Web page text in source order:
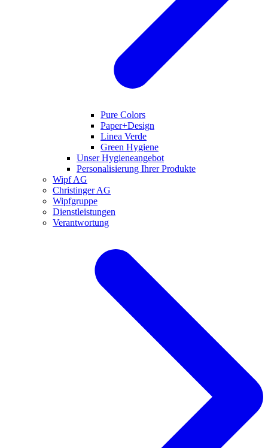
Pure Colors
Paper+Design
Linea Verde
Green Hygiene
Unser Hygieneangebot
Personalisierung Ihrer Produkte
Wipf AG
Christinger AG
Wipfgruppe
Dienstleistungen
Verantwortung